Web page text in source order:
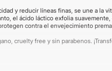
y reducir líneas finas, se une a la
el ácido láctico exfolia
contra el envejecimiento
cruelty free y sin parabenos.